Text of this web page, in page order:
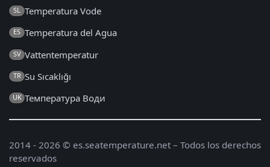
SL Temperatura Vode
ES Temperatura del Agua
SV Vattentemperatur
TR Su Sıcaklığı
UK Температура Води
2014 - 2026 © es.seatemperature.net – Todos los derechos
reservados